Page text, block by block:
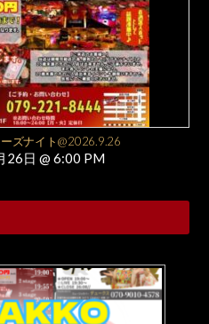
ズナイト@2026.9.26
26日 @ 6:00 PM